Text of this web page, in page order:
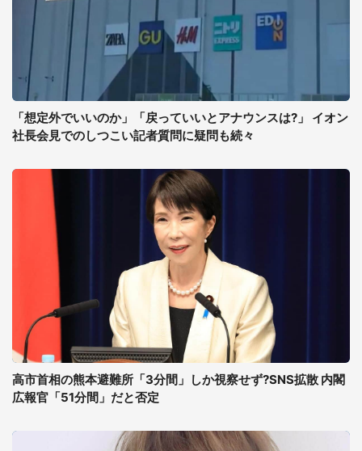
「想定外でいいのか」「戻っていいとアナウンスは?」 イオン
社長会見でのしつこい記者質問に疑問も続々
高市首相の熊本避難所「3分間」しか視察せず?SNS拡散 内閣
広報官「51分間」だと否定